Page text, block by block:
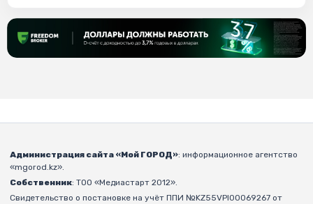
Администрация сайта «Мой ГОРОД»: информационное агентство
«mgorod.kz».
Собственник: ТОО «Медиастарт 2012».
Свидетельство о постановке на учёт ППИ №KZ55VPI00069267 от